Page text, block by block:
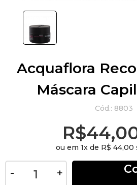
Acquaflora
Máscara
Cód.: 8803
ou em 1x de R$ 44,00
+
-